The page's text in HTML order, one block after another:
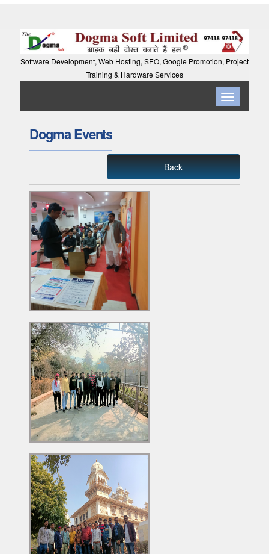
Software Development, Web Hosting, SEO, Google Promotion, Project
Training & Hardware Services
Toggle
navigation
Dogma Events
Back